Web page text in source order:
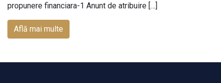
propunere financiara-1 Anunt de atribuire […]
Află mai multe